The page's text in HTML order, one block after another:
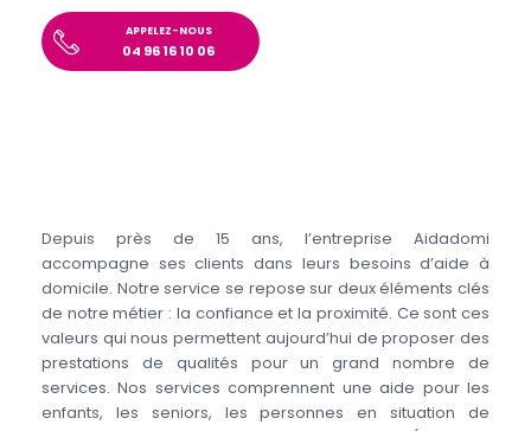
APPELEZ-NOUS
04 96 16 10 06
Depuis près de 15 ans, l’entreprise Aidadomi
accompagne ses clients dans leurs besoins d’aide à
domicile. Notre service se repose sur deux éléments clés
de notre métier : la confiance et la proximité. Ce sont ces
valeurs qui nous permettent aujourd’hui de proposer des
prestations de qualités pour un grand nombre de
services. Nos services comprennent une aide pour les
enfants, les seniors, les personnes en situation de